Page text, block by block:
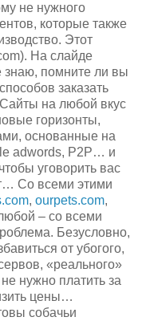
не нужного
которые также
Этот
На слайде
знаю, помните ли вы
заказать
на любой вкус
горизонты,
основанные на
adwords, P2P… и
уговорить вас
Со всеми этими
, ourpets.com,
– со всеми
Безусловно,
от убогого,
«реального»
нужно платить за
цены…
собачьи